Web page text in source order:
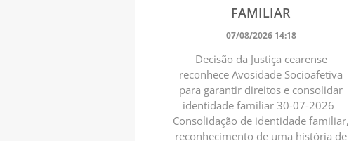
FAMILIAR
07/08/2026 14:18
Decisão da Justiça cearense
reconhece Avosidade Socioafetiva
para garantir direitos e consolidar
identidade familiar 30-07-2026
Consolidação de identidade familiar,
reconhecimento de uma história de